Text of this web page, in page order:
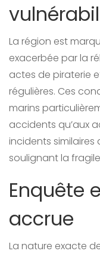
La région est
exacerbée par la
actes de piraterie
régulières. Ces
marins
accidents qu’aux
incidents similaires
soulignant la
Enquête
accrue
La nature exacte